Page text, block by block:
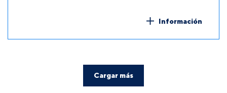
Información
Cargar más